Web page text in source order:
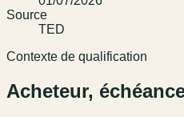
Source
TED
Contexte de qualification
Acheteur,